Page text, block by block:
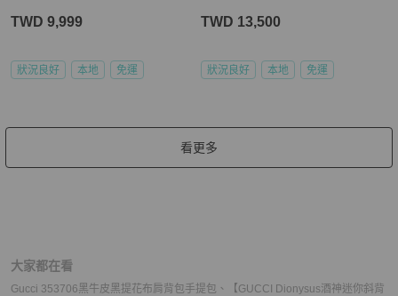
TWD 9,999
狀況良好 本地 免運
TWD 13,500
狀況良好 本地 免運
看更多
大家都在看
Gucci 353706黑牛皮黑提花布肩背包手提包 、 【GUCCI Dionysus酒神迷你斜背